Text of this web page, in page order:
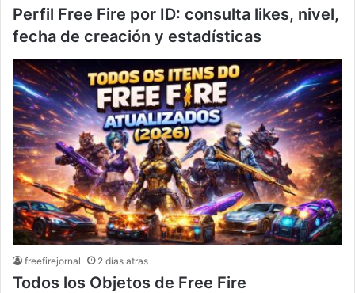
Perfil Free Fire por ID: consulta likes, nivel,
fecha de creación y estadísticas
freefirejornal 2 días atras
Todos los Objetos de Free Fire